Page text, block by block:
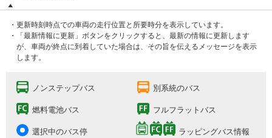
・更新時刻時点での車両の走行位置と所要時分を表示しています。
・「最新情報に更新」ボタンをクリックすると、最新の情報に更新します
が、車両が終点に到着していた場合は、その旨を伝えるメッセージを表示
します。
ノンステップバス 別系統のバス
燃料電池バス フルフラットバス
選択中のバス停
ラッピングバス情報